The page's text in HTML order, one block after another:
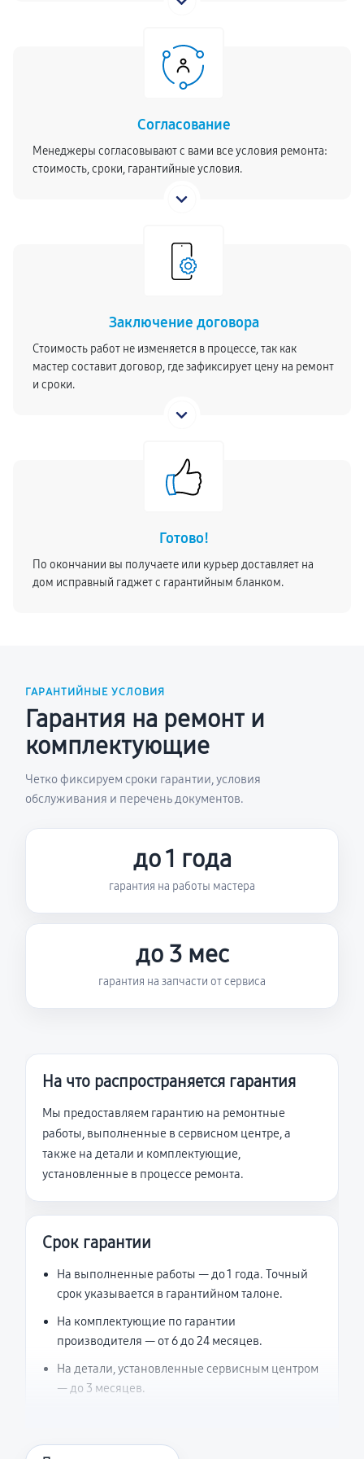
Согласование
Менеджеры согласовывают с вами все условия ремонта:
стоимость, сроки, гарантийные условия.
Заключение договора
Стоимость работ не изменяется в процессе, так как
мастер составит договор, где зафиксирует цену на ремонт
и сроки.
Готово!
По окончании вы получаете или курьер доставляет на
дом исправный гаджет с гарантийным бланком.
ГАРАНТИЙНЫЕ УСЛОВИЯ
Гарантия на ремонт и
комплектующие
Четко фиксируем сроки гарантии, условия
обслуживания и перечень документов.
до 1 года
гарантия на работы мастера
до 3 мес
гарантия на запчасти от сервиса
На что распространяется гарантия
Мы предоставляем гарантию на ремонтные
работы, выполненные в сервисном центре, а
также на детали и комплектующие,
установленные в процессе ремонта.
Срок гарантии
На выполненные работы — до 1 года. Точный
срок указывается в гарантийном талоне.
На комплектующие по гарантии
производителя — от 6 до 24 месяцев.
На детали, установленные сервисным центром
— до 3 месяцев.